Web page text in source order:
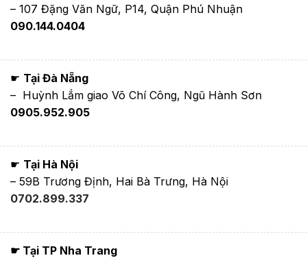
– 107 Đặng Văn Ngữ, P14, Quận Phú Nhuận
090.144.0404
☛ Tại Đà Nẵng
– Huỳnh Lắm giao Võ Chí Công, Ngũ Hành Sơn
0905.952.905
☛ Tại Hà Nội
– 59B Trương Định, Hai Bà Trưng, Hà Nội
0702.899.337
☛ Tại TP Nha Trang